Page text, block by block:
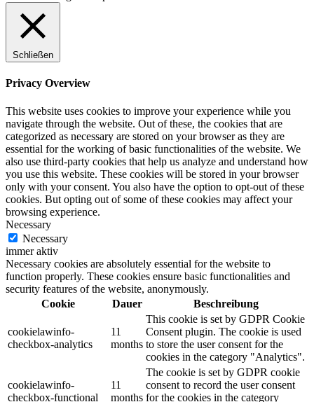
Schließen
Privacy Overview
This website uses cookies to improve your experience while you
navigate through the website. Out of these, the cookies that are
categorized as necessary are stored on your browser as they are
essential for the working of basic functionalities of the website. We
also use third-party cookies that help us analyze and understand how
you use this website. These cookies will be stored in your browser
only with your consent. You also have the option to opt-out of these
cookies. But opting out of some of these cookies may affect your
browsing experience.
Necessary
Necessary
immer aktiv
Necessary cookies are absolutely essential for the website to
function properly. These cookies ensure basic functionalities and
security features of the website, anonymously.
Cookie
Dauer Beschreibung
cookielawinfo-
checkbox-analytics
11
months
This cookie is set by GDPR Cookie
Consent plugin. The cookie is used
to store the user consent for the
cookies in the category "Analytics".
cookielawinfo-
checkbox-functional
11
months
The cookie is set by GDPR cookie
consent to record the user consent
for the cookies in the category